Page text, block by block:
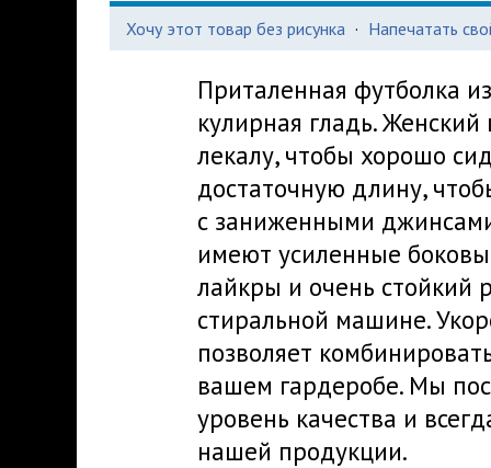
Хочу этот товар без рисунка · Напечатать
Приталенная футболка
кулирная гладь.
лекалу, чтобы хорошо
достаточную длину,
с заниженными
имеют усиленные
лайкры и очень стойкий
стиральной машине.
позволяет
вашем гардеробе. Мы
уровень качества и
нашей продукции.